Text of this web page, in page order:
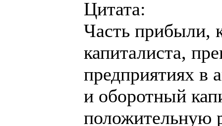
Цитата:
Часть прибыли,
капиталиста,
предприятиях в
и оборотный
положительную